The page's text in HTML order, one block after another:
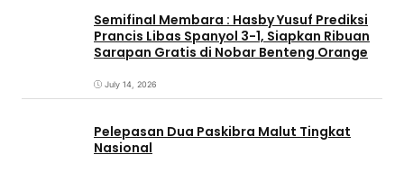
Semifinal Membara : Hasby Yusuf Prediksi
Prancis Libas Spanyol 3-1, Siapkan Ribuan
Sarapan Gratis di Nobar Benteng Orange
July 14, 2026
Pelepasan Dua Paskibra Malut Tingkat
Nasional